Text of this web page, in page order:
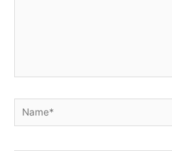
Name*